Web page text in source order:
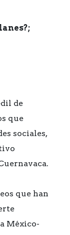
de
que
sociales,
que han
México-